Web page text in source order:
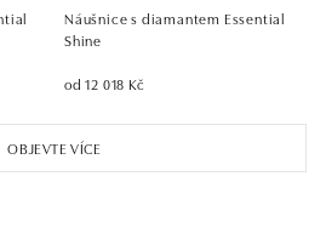
OBJEVTE VÍCE
Náušnice s diamantem Essential
Shine
od 12 018 Kč